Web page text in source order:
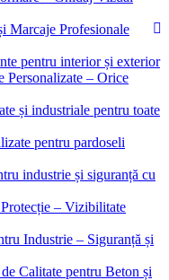
Marcaje Profesionale
pentru interior și exterior
Personalizate – Orice
și industriale pentru toate
pentru pardoseli
industrie și siguranță cu
– Vizibilitate
Industrie – Siguranță și
Calitate pentru Beton și